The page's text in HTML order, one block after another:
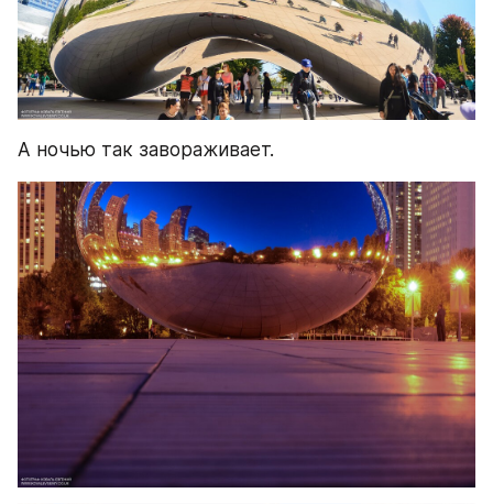
А ночью так завораживает.